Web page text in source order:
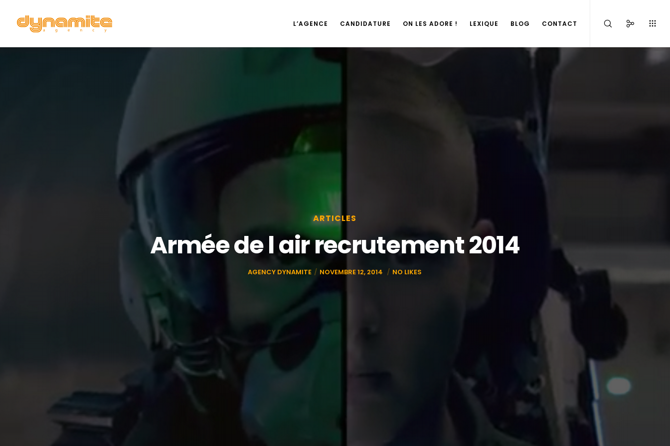
L’AGENCE CANDIDATURE ON LES ADORE ! LEXIQUE BLOG CONTACT
ARTICLES
Armée de l air recrutement 2014
AGENCY DYNAMITE NOVEMBRE 12, 2014 NO LIKES